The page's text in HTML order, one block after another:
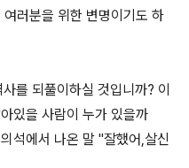
러분을 위한 변명이기도 하
를 되풀이하실 것입니까? 이
있을 사람이 누가 있을까
석에서 나온 말 "잘했어,살신